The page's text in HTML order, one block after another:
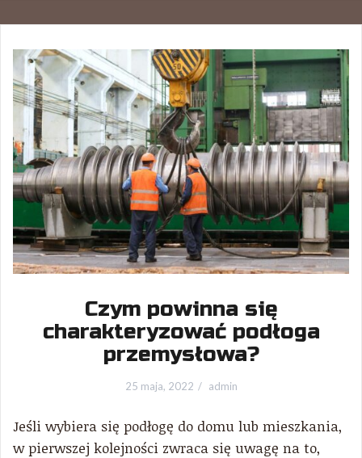
Czym powinna się
charakteryzować podłoga
przemysłowa?
25 maja, 2022 admin
Jeśli wybiera się podłogę do domu lub mieszkania,
w pierwszej kolejności zwraca się uwagę na to,